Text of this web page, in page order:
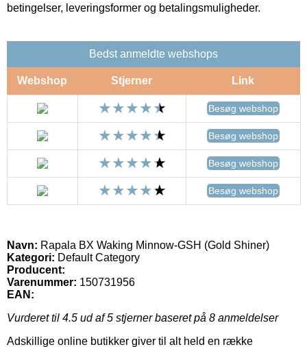
betingelser, leveringsformer og betalingsmuligheder.
Bedst anmeldte webshops
Webshop Stjerner Link
Besøg webshop
Besøg webshop
Besøg webshop
Besøg webshop
Navn: Rapala BX Waking Minnow-GSH (Gold Shiner)
Kategori: Default Category
Producent:
Varenummer: 150731956
EAN:
Vurderet til 4.5 ud af 5 stjerner baseret på 8 anmeldelser
Adskillige online butikker giver til alt held en række